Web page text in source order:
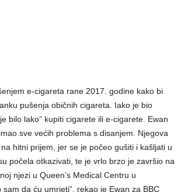
e-cigareta rane 2017. godine kako bi
pušenja običnih cigareta. Iako je bio
bilo lako” kupiti cigarete ili e-cigarete. Ewan
sve većih problema s disanjem. Njegova
hitni prijem, jer se je počeo gušiti i kašljati u
počela otkazivati, te je vrlo brzo je završio na
njezi u Queen’s Medical Centru u
sam da ću umrjeti”, rekao je Ewan za BBC